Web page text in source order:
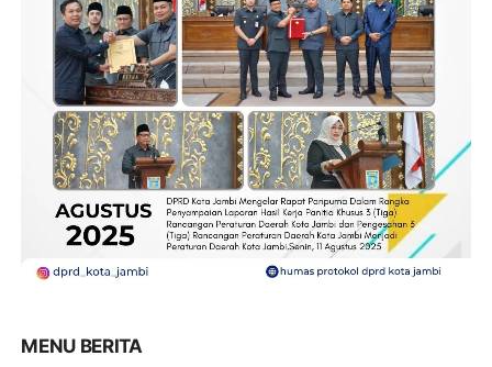
MENU BERITA